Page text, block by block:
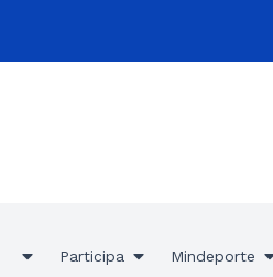
Participa Mindeporte